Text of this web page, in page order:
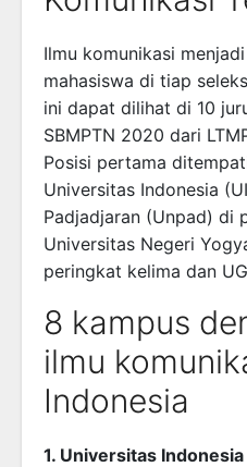
Ilmu komunikasi
mahasiswa di tiap
ini dapat dilihat di 10
SBMPTN 2020 dari
Posisi pertama
Universitas Indonesia
Padjadjaran (Unpad) di
Universitas Negeri
peringkat kelima dan
8 kampus
ilmu
Indonesia
1. Universitas Indonesia